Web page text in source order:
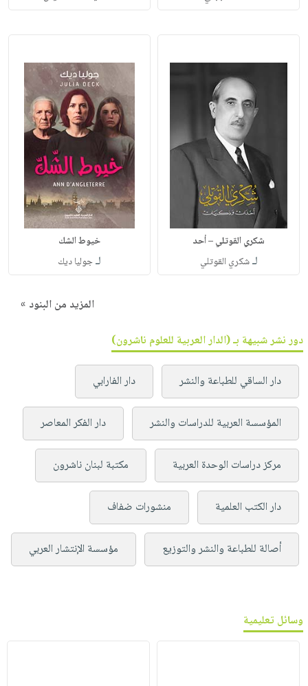
شكري القوتلي – أحد
لـشكري القوتلي
خيوط الشك
لـجوليا ديك
المزيد من البنود »
دور نشر شبيهة بـ (الدار العربية للعلوم ناشرون)
دار الساقي للطباعة والنشر دار الفارابي
المؤسسة العربية للدراسات والنشر دار الفكر المعاصر
مركز دراسات الوحدة العربية مكتبة لبنان ناشرون
دار الكتب العلمية منشورات ضفاف
أصالة للطباعة والنشر والتوزيع مؤسسة الإنتشار العربي
وسائل تعليمية